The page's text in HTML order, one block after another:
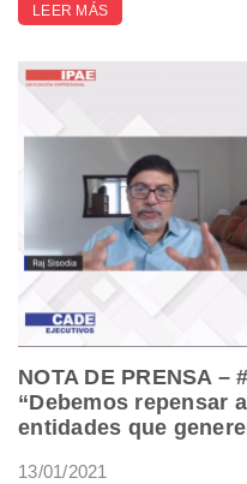
LEER MÁS
NOTA DE PRENSA –
“Debemos repensar
entidades que
13/01/2021